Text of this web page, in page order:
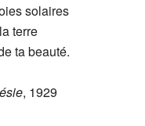
solaires
terre
ta beauté.
, 1929